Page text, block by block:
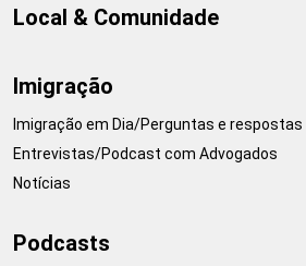
Local & Comunidade
Imigração
Imigração em Dia/Perguntas e respostas
Entrevistas/Podcast com Advogados
Notícias
Podcasts